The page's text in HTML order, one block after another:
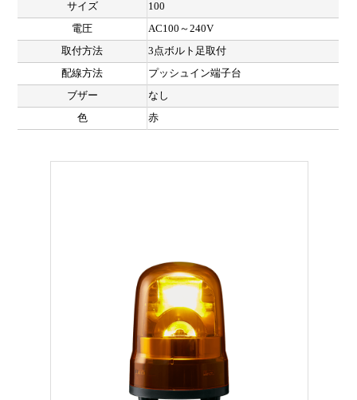
サイズ
100
電圧
AC100～240V
取付方法
3点ボルト足取付
配線方法
プッシュイン端子台
ブザー
なし
色
赤